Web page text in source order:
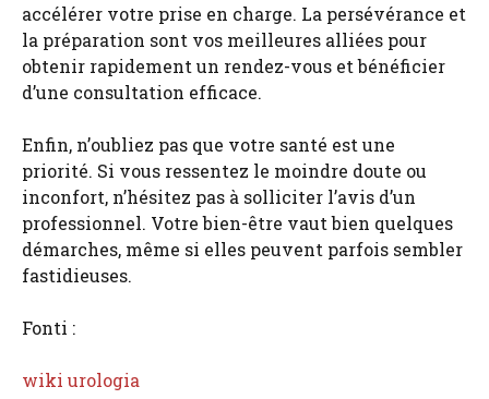
accélérer votre prise en charge. La persévérance et
la préparation sont vos meilleures alliées pour
obtenir rapidement un rendez-vous et bénéficier
d’une consultation efficace.
Enfin, n’oubliez pas que votre santé est une
priorité. Si vous ressentez le moindre doute ou
inconfort, n’hésitez pas à solliciter l’avis d’un
professionnel. Votre bien-être vaut bien quelques
démarches, même si elles peuvent parfois sembler
fastidieuses.
Fonti :
wiki urologia